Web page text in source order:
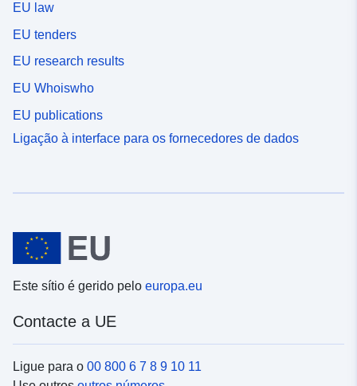
EU law
EU tenders
EU research results
EU Whoiswho
EU publications
Ligação à interface para os fornecedores de dados
Este sítio é gerido pelo europa.eu
Contacte a UE
Ligue para o 00 800 6 7 8 9 10 11